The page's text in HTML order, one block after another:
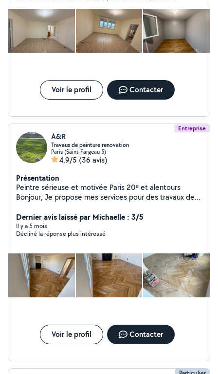
Voir le profil Contacter
Entreprise
A&R
Travaux de peinture renovation
Paris (Saint-Fargeau 5)
4,9/5 (36 avis)
Présentation
Peintre sérieuse et motivée Paris 20ᵉ et alentours
Bonjour, Je propose mes services pour des travaux de
boiseries Rafraîchissement et rénovation Enduit,
préparation des surfaces Travail propre, soigné et
rapide Petits et grands chantiers Disponible tous les
Paris et proche banlieue.
Dernier avis laissé par Michaelle : 3/5
Il y a 5 mois
Décliné la réponse plus intéressé
Voir le profil Contacter